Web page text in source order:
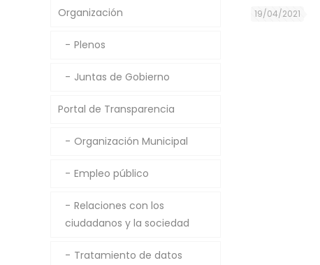
19/04/2021
Organización
Plenos
Juntas de Gobierno
Portal de Transparencia
Organización Municipal
Empleo público
Relaciones con los
ciudadanos y la sociedad
Tratamiento de datos